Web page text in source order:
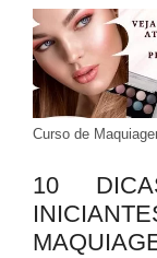
Curso de
10